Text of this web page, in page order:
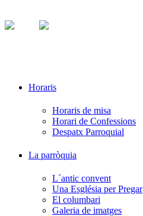
Horaris
Horaris de misa
Horari de Confessions
Despatx Parroquial
La parròquia
L´antic convent
Una Església per Pregar
El columbari
Galeria de imatges